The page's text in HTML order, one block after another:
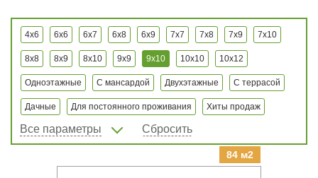
Все параметры Сбросить
4x6 6x6 6x7 6x8 6x9 7x7 7x8 7x9 7x10
8x8 8x9 8x10 9x9 9x10 10x10 10x12
Одноэтажные С мансардой Двухэтажные С террасой
Дачные Для постоянного проживания Хиты продаж
84 м2